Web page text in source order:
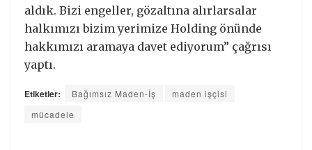
aldık. Bizi engeller, gözaltına alırlarsalar
halkımızı bizim yerimize Holding önünde
hakkımızı aramaya davet ediyorum” çağrısı
yaptı.
Etiketler: Bağımsız Maden-İş
maden işçisi
mücadele